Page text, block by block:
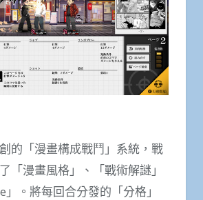
的「漫畫構成戰鬥」系統，戰
「漫畫風格」、「戰術解謎」
。將每回合分發的「分格」